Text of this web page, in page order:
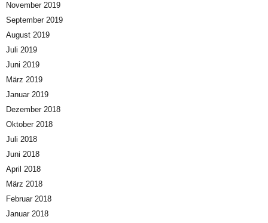
November 2019
September 2019
August 2019
Juli 2019
Juni 2019
März 2019
Januar 2019
Dezember 2018
Oktober 2018
Juli 2018
Juni 2018
April 2018
März 2018
Februar 2018
Januar 2018